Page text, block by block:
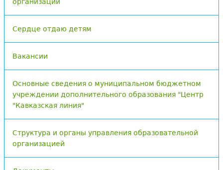
Сердце отдаю детям
Вакансии
Основные сведения о муниципальном бюджетном
учреждении дополнительного образования "Центр
"Кавказская линия"
Структура и органы управления образовательной
организацией